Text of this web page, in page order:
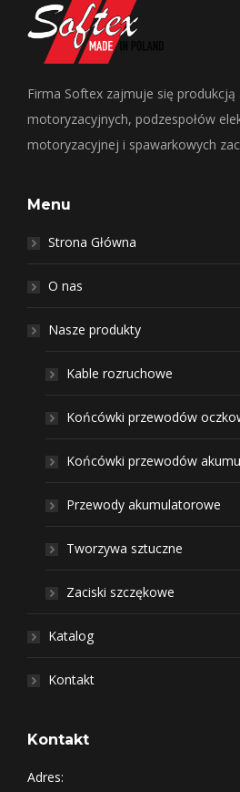
Firma Softex zajmuje się
motoryzacyjnych, podzespołów
motoryzacyjnej i spawarkowych
Menu
Strona Główna
O nas
Nasze produkty
Kable rozruchowe
Końcówki przewodów
Końcówki przewodów
Przewody akumulatorowe
Tworzywa sztuczne
Zaciski szczękowe
Katalog
Kontakt
Kontakt
Adres: